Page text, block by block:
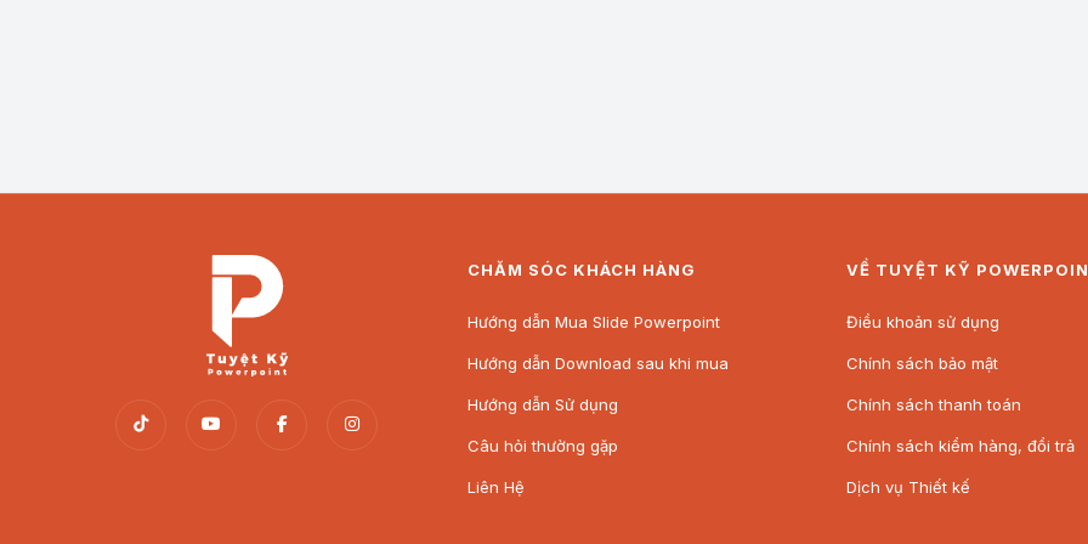
CHĂM SÓC KHÁCH HÀNG
Hướng dẫn Mua Slide Powerpoint
Hướng dẫn Download sau khi mua
Hướng dẫn Sử dụng
Câu hỏi thường gặp
Liên Hệ
VỀ TUYỆT KỸ
Điều khoản sử dụng
Chính sách bảo mật
Chính sách thanh toán
Chính sách kiểm hàng, đổi trả
Dịch vụ Thiết kế